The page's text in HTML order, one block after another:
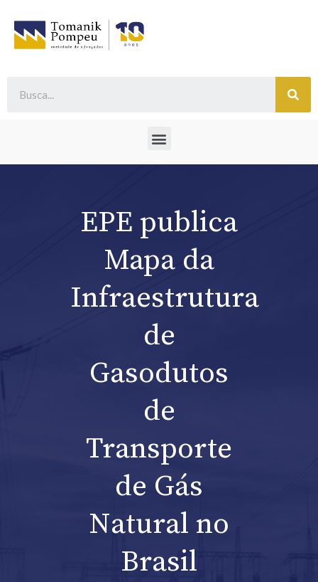
EPE publica
Mapa da
Infraestrutura
de
Gasodutos
de
Transporte
de Gás
Natural no
Brasil